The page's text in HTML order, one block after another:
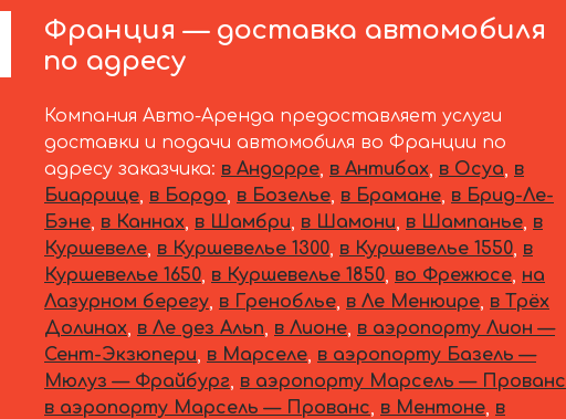
Франция — доставка автомобиля
по адресу
Компания Авто-Аренда предоставляет услуги
доставки и подачи автомобиля во Франции по
адресу заказчика: в Андорре, в Антибах, в Осуа, в
Биаррице, в Бордо, в Бозелье, в Брамане, в Брид-Ле-
Бэне, в Каннах, в Шамбри, в Шамони, в Шампанье, в
Куршевеле, в Куршевелье 1300, в Куршевелье 1550, в
Куршевелье 1650, в Куршевелье 1850, во Фрежюсе, на
Лазурном берегу, в Греноблье, в Ле Менюире, в Трёх
Долинах, в Ле дез Альп, в Лионе, в аэропорту Лион —
Сент-Экзюпери, в Марселе, в аэропорту Базель —
Мюлуз — Фрайбург, в аэропорту Марсель — Прованс
в аэропорту Марсель — Прованс, в Ментоне, в